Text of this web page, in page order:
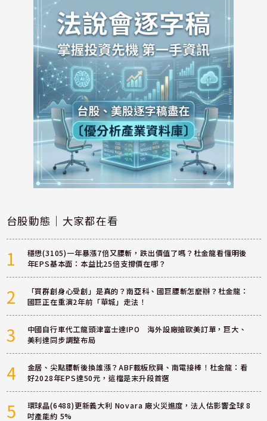
台股動態｜大家都在看
1
穩懋(3105)一年暴漲7倍又腰斬，跌出價值了嗎？杜金龍看懂明後
年EPS基本面：本益比25倍支撐價在哪？
2
「買群創身心受創」是真的？南亞科、國巨腰斬怎麼辦？杜金龍：
國巨正在重演2年前「華城」走法！
3
中國自行車代工龍頭津富士達IPO 海外設廠搶歐美訂單，巨大、
美利達同步調整布局
4
金居、尖點腰斬後換誰漲？ABF載板欣興、南電接棒！杜金龍：看
好2028年EPS達50元，這檔是末升段首選
5
環球晶(6488)更新義大利 Novara 廠火災進度，法人估影響全球 8
吋產能約 5%